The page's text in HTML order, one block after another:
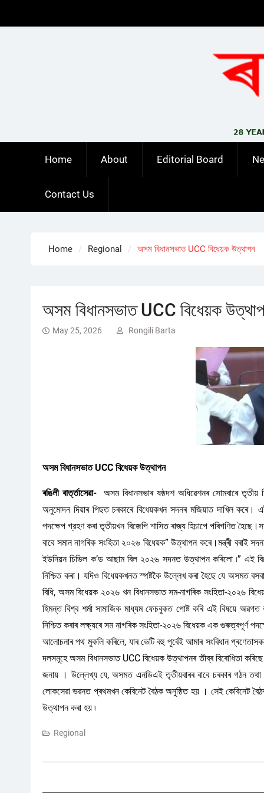
Home About Editorial Board
Contact Us
Home Regional অসম বিধানসভাত UCC বিধেয়ক উত্থাপন
অসম বিধানসভাত UCC বিধেয়ক
May 25, 2026 Rongili Barta
অসম বিধানসভাত UCC বিধেয়ক উত্থাপন
ৰঙিলী বাৰ্ত্তাসেৱা- অসম বিধানসভাৰ ষষ্ঠদশ অধিৱেশনৰ সোমবাৰে
অনুমোদন দিয়াৰ পিছত চৰকাৰে বিধেয়কখন সদনৰ মজিয়াত দাখিল
পদক্ষেপ গ্রহণ কৰা তৃতীয়খন বিজেপি শাসিত ৰাজ্য হিচাপে পৰিগণিত
বাবে সমান নাগৰিক সংহিতা ২০২৬ বিধেয়ক” উত্থাপন কৰে।মন্ত্ৰী বৰাই
ইউনিয়ন চিভিল ক’ড আছাম বিল ২০২৬ সদনত উত্থাপন কৰিলো ৷” এই
নিশ্চিত কৰা। যদিও বিধেয়কখনত স্পষ্টকৈ উল্লেখ কৰা হৈছে যে অসমত
বিধি, অসম বিধেয়ক ২০২৬ খন বিধানসভাত সম-নাগৰিক সংহিতা-২০২৬
হিমন্ত বিশ্ব শৰ্মা সামাজিক মাধ্যম ফেচবুকত পোষ্ট কৰি এই বিষয়ে
নিশ্চিত কৰাৰ লক্ষ্যৰে সম নাগৰিক সংহিতা-২০২৬ বিধেয়ক এক
আলোচনাৰ পথ মুকলি কৰিলে, যাৰ ভেটি বহু পূৰ্বেই আমাৰ সংবিধান
দলসমূহে অসম বিধানসভাত UCC বিধেয়ক উত্থাপনৰ তীব্ৰ বিৰোধিতা
জনায় । উল্লেখ্য যে, অসমত এনডিএই তৃতীয়বাৰৰ বাবে চৰকাৰ গঠন তথা
লোকসেৱা ভৱনত প্ৰথমখন কেবিনেট বৈঠক অনুষ্ঠিত হয় । সেই কেবিনেট
উত্থাপন কৰা হয় ৷
Regional